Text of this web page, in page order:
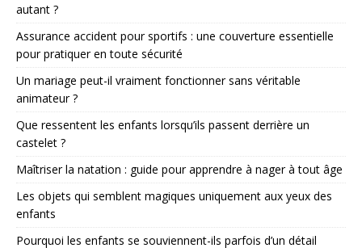
autant ?
Assurance accident pour sportifs : une couverture essentielle
pour pratiquer en toute sécurité
Un mariage peut-il vraiment fonctionner sans véritable
animateur ?
Que ressentent les enfants lorsqu’ils passent derrière un
castelet ?
Maîtriser la natation : guide pour apprendre à nager à tout âge
Les objets qui semblent magiques uniquement aux yeux des
enfants
Pourquoi les enfants se souviennent-ils parfois d’un détail